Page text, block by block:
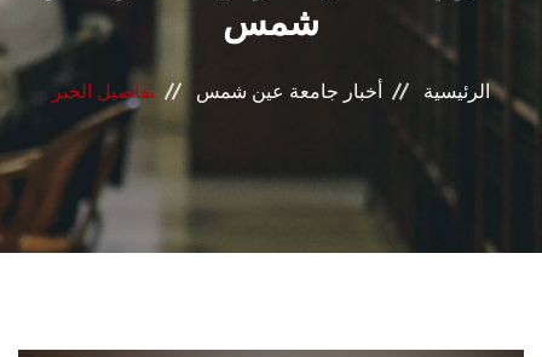
البحث العلمي
الرعاية الصحية
المراكز والوحدات
الأنظمة الذكية
شمس
الرئيسية أخبار جامعة عين شمس تفاصيل الخبر